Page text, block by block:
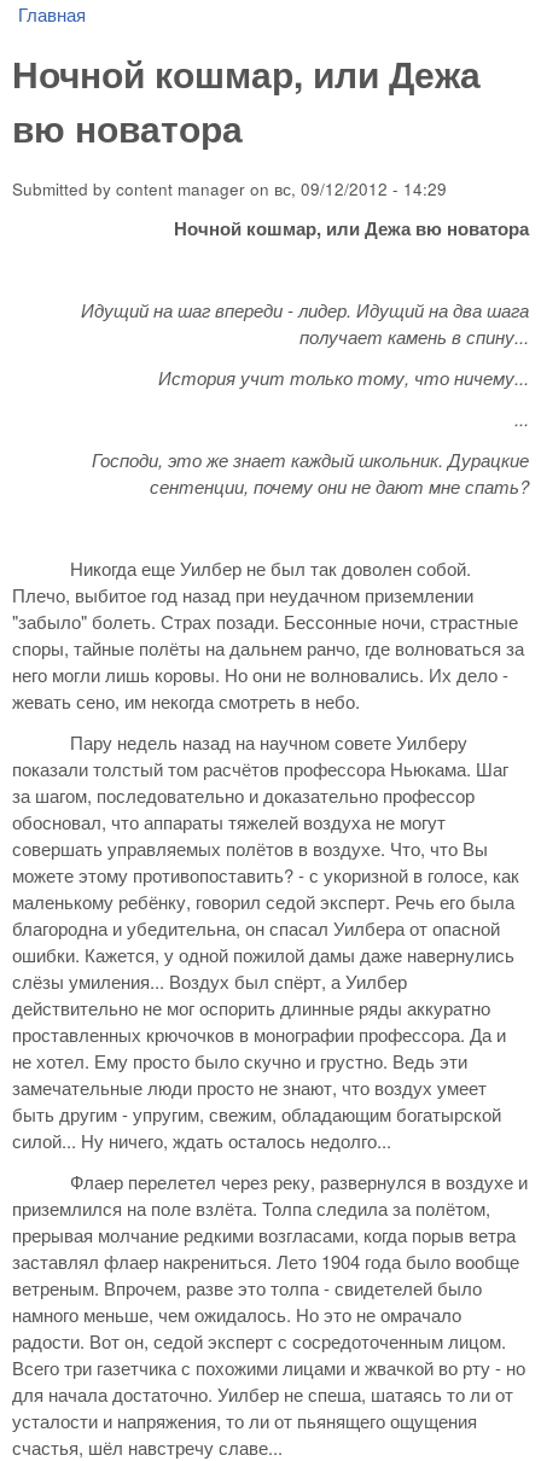
You are here
Главная
Ночной кошмар, или Дежа
вю новатора
Submitted by content manager on вс, 09/12/2012 - 14:29
Ночной кошмар, или Дежа вю новатора
Идущий на шаг впереди - лидер. Идущий на два шага
получает камень в спину...
История учит только тому, что ничему...
...
Господи, это же знает каждый школьник. Дурацкие
сентенции, почему они не дают мне спать?
Никогда еще Уилбер не был так доволен собой.
Плечо, выбитое год назад при неудачном приземлении
"забыло" болеть. Страх позади. Бессонные ночи, страстные
споры, тайные полёты на дальнем ранчо, где волноваться за
него могли лишь коровы. Но они не волновались. Их дело -
жевать сено, им некогда смотреть в небо.
Пару недель назад на научном совете Уилберу
показали толстый том расчётов профессора Ньюкама. Шаг
за шагом, последовательно и доказательно профессор
обосновал, что аппараты тяжелей воздуха не могут
совершать управляемых полётов в воздухе. Что, что Вы
можете этому противопоставить? - с укоризной в голосе, как
маленькому ребёнку, говорил седой эксперт. Речь его была
благородна и убедительна, он спасал Уилбера от опасной
ошибки. Кажется, у одной пожилой дамы даже навернулись
слёзы умиления... Воздух был спёрт, а Уилбер
действительно не мог оспорить длинные ряды аккуратно
проставленных крючочков в монографии профессора. Да и
не хотел. Ему просто было скучно и грустно. Ведь эти
замечательные люди просто не знают, что воздух умеет
быть другим - упругим, свежим, обладающим богатырской
силой... Ну ничего, ждать осталось недолго...
Флаер перелетел через реку, развернулся в воздухе и
приземлился на поле взлёта. Толпа следила за полётом,
прерывая молчание редкими возгласами, когда порыв ветра
заставлял флаер накрениться. Лето 1904 года было вообще
ветреным. Впрочем, разве это толпа - свидетелей было
намного меньше, чем ожидалось. Но это не омрачало
радости. Вот он, седой эксперт с сосредоточенным лицом.
Всего три газетчика с похожими лицами и жвачкой во рту - но
для начала достаточно. Уилбер не спеша, шатаясь то ли от
усталости и напряжения, то ли от пьянящего ощущения
счастья, шёл навстречу славе...